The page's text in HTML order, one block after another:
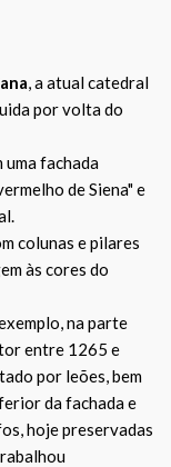
, a atual catedral
por volta do
uma fachada
de Siena" e
colunas e pilares
às cores do
na parte
entre 1265 e
por leões, bem
da fachada e
hoje preservadas